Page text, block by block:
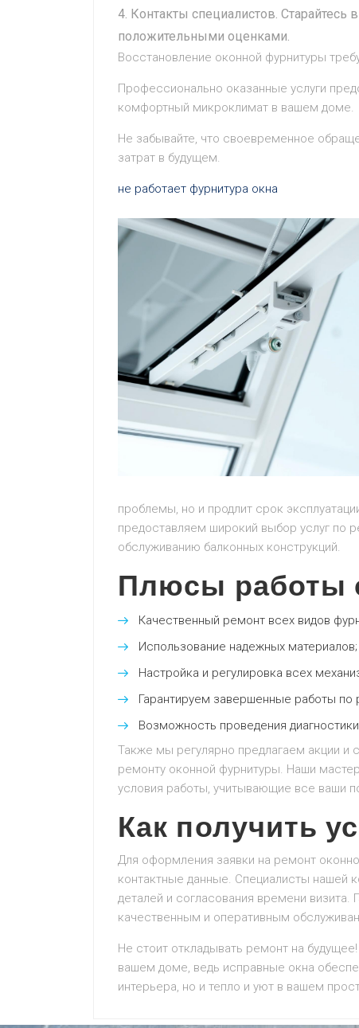
Контакты специалистов.
положительными оценками.
Восстановление оконной фурнитуры
Профессионально оказанные услуги
комфортный микроклимат в вашем доме.
Не забывайте, что своевременное
затрат в будущем.
не работает фурнитура окна
проблемы, но и продлит срок
предоставляем широкий выбор услуг по
обслуживанию балконных конструкций.
Плюсы работы
Качественный ремонт всех видов
Использование надежных материалов;
Настройка и регулировка всех
Гарантируем завершенные работы по
Возможность проведения
Также мы регулярно предлагаем акции и
ремонту оконной фурнитуры. Наши
условия работы, учитывающие все ваши
Как получить
Для оформления заявки на ремонт
контактные данные. Специалисты нашей
деталей и согласования времени визита.
качественным и оперативным
Не стоит откладывать ремонт на
вашем доме, ведь исправные окна
интерьера, но и тепло и уют в вашем